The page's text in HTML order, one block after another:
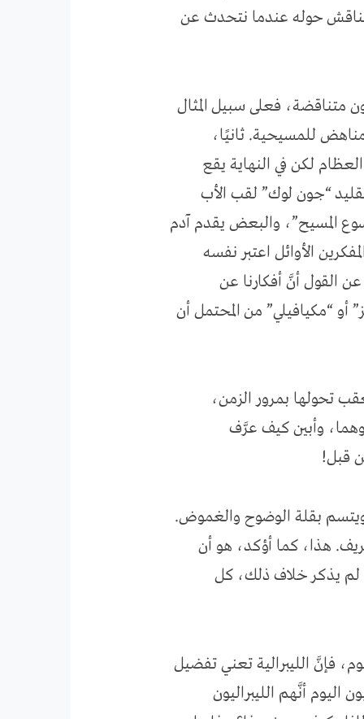
حوله عندما نتحدث عن
متناقضة، فعلى سبيل المثال
للمسيحية. ثانيًا،
لكن في النهاية يقع
“جون لوك” لقب الأب
المسيح”، والبعض يقدم آدم
الأوائل اعتبر نفسه
عن القول أنَّ أفكارنا عن
أو “مكيافيلي” من المحتمل أن
تحولها بمرور الزمن،
وأبين كيف عرَّف
قبل!
ويتسم بقلة الوضوح والغموض.
هذا، كما أؤكد، هو أن
لم يذكر خلاف ذلك، كل
فإنَّ الليبرالية تعني تفضيل
أنَّهم الليبراليون